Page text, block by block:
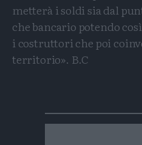
metterà i soldi sia dal
che bancario potendo
i costruttori che poi
territorio». B.C